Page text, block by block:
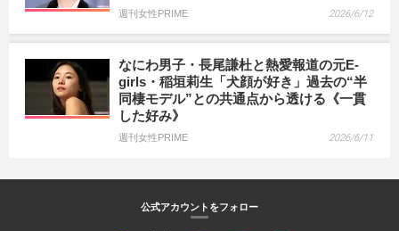
週刊女性PRIME 2026/6/12
なにわ男子・長尾謙杜と熱愛報道の元E-
girls・稲垣莉生「犬顔が好き」過去の“半
同棲モデル”との共通点から透ける《一貫
した好み》
週刊女性PRIME 2026/6/11
公式アカウントをフォロー